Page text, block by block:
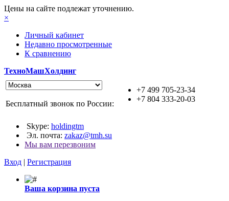
Цены на сайте подлежат уточнению.
×
Личный кабинет
Недавно просмотренные
К сравнению
ТехноМашХолдинг
+7 499 705-23-34
+7 804 333-20-03
Бесплатный звонок по России:
Skype: holdingtm
Эл. почта: zakaz@tmh.su
Мы вам перезвоним
Вход | Регистрация
Ваша корзина пуста